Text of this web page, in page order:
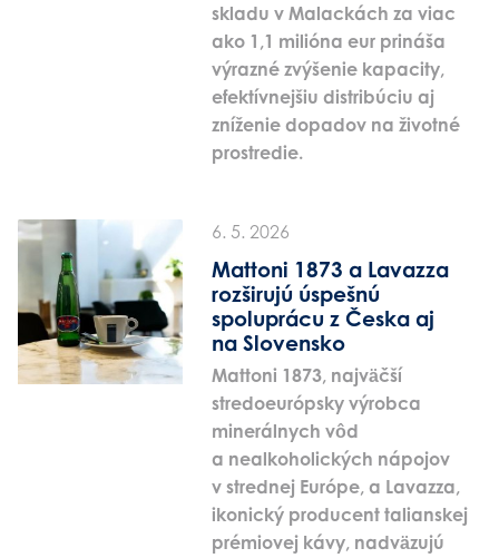
skladu v Malackách za viac
ako 1,1 milióna eur prináša
výrazné zvýšenie kapacity,
efektívnejšiu distribúciu aj
zníženie dopadov na životné
prostredie.
6. 5. 2026
Mattoni 1873 a Lavazza
rozširujú úspešnú
spoluprácu z Česka aj
na Slovensko
Mattoni 1873, najväčší
stredoeurópsky výrobca
minerálnych vôd
a nealkoholických nápojov
v strednej Európe, a Lavazza,
ikonický producent talianskej
prémiovej kávy, nadväzujú